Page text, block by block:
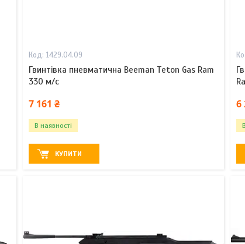
1429.04.09
Гвинтівка пневматична Beeman Teton Gas Ram
330 м/с
7 161 ₴
В наявності
КУПИТИ
6